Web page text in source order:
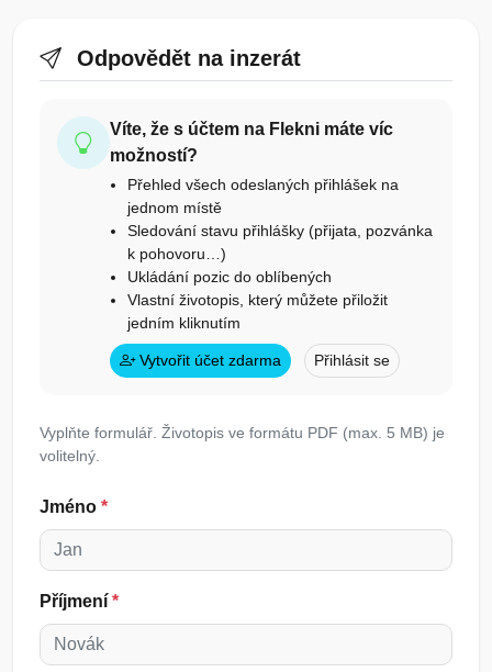
Odpovědět na inzerát
Víte, že s účtem na Flekni máte víc
možností?
Přehled všech odeslaných přihlášek na
jednom místě
Sledování stavu přihlášky (přijata, pozvánka
k pohovoru…)
Ukládání pozic do oblíbených
Vlastní životopis, který můžete přiložit
jedním kliknutím
Vytvořit účet zdarma Přihlásit se
Vyplňte formulář. Životopis ve formátu PDF (max. 5 MB) je
volitelný.
Jméno *
Příjmení *